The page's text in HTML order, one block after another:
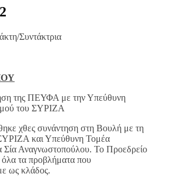
Συντάκτρια
της ΠΕΥΦΑ με την Υπεύθυνη
του ΣΥΡΙΖΑ
χθες συνάντηση στη Βουλή με τη
και Υπεύθυνη Τομέα
Σία Αναγνωστοπούλου. Το Προεδρείο
τα προβλήματα που
ως κλάδος.